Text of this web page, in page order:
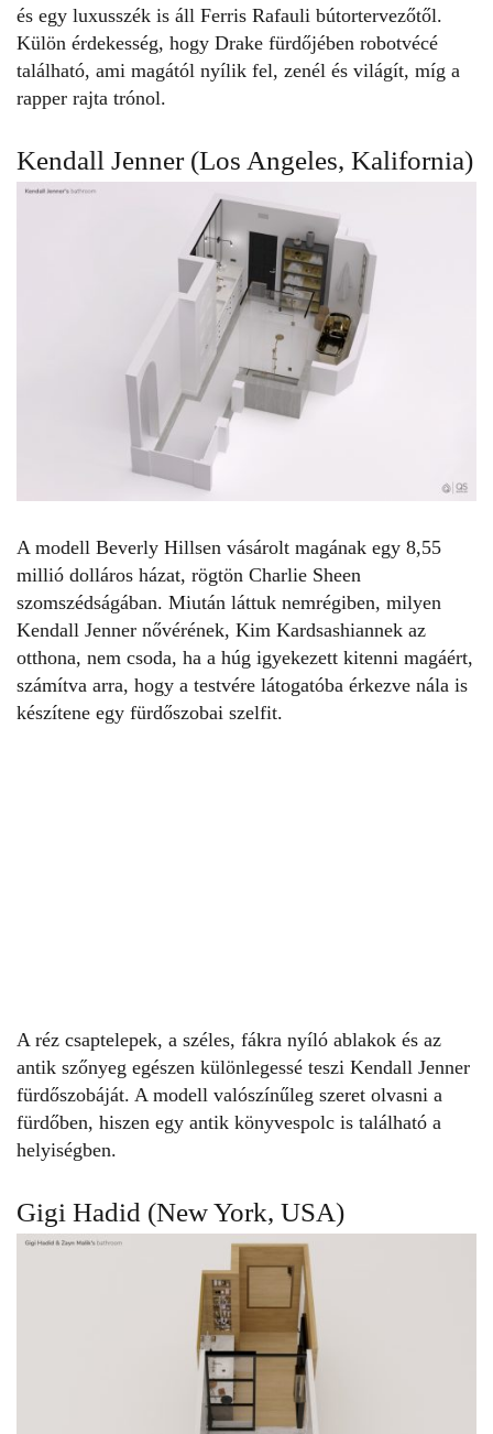
és egy luxusszék is áll Ferris Rafauli bútortervezőtől.
Külön érdekesség, hogy Drake fürdőjében robotvécé
található, ami magától nyílik fel, zenél és világít, míg a
rapper rajta trónol.
Kendall Jenner (Los Angeles, Kalifornia)
A modell Beverly Hillsen vásárolt magának egy 8,55
millió dolláros házat, rögtön Charlie Sheen
szomszédságában. Miután láttuk nemrégiben, milyen
Kendall Jenner nővérének, Kim Kardsashiannek az
otthona, nem csoda, ha a húg igyekezett kitenni magáért,
számítva arra, hogy a testvére látogatóba érkezve nála is
készítene egy fürdőszobai szelfit.
A réz csaptelepek, a széles, fákra nyíló ablakok és az
antik szőnyeg egészen különlegessé teszi Kendall Jenner
fürdőszobáját. A modell valószínűleg szeret olvasni a
fürdőben, hiszen egy antik könyvespolc is található a
helyiségben.
Gigi Hadid (New York, USA)